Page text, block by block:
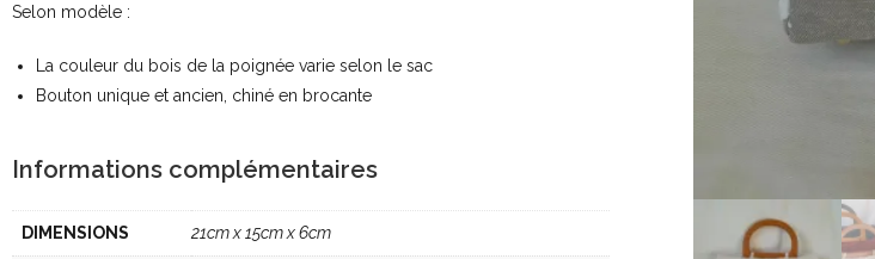
Selon modèle :
La couleur du bois de la poignée varie selon le sac
Bouton unique et ancien, chiné en brocante
Informations complémentaires
DIMENSIONS 21cm x 15cm x 6cm